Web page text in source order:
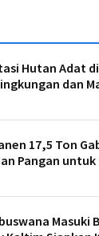
Hutan Adat
dan
17,5 Ton
Pangan untuk
Masuki